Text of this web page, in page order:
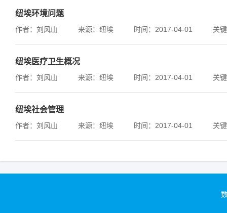
纽埃环境问题
作者：刘风山 来源：纽埃 时间：2017-04-01 关
纽埃医疗卫生概况
作者：刘风山 来源：纽埃 时间：2017-04-01 关
纽埃社会管理
作者：刘风山 来源：纽埃 时间：2017-04-01 关